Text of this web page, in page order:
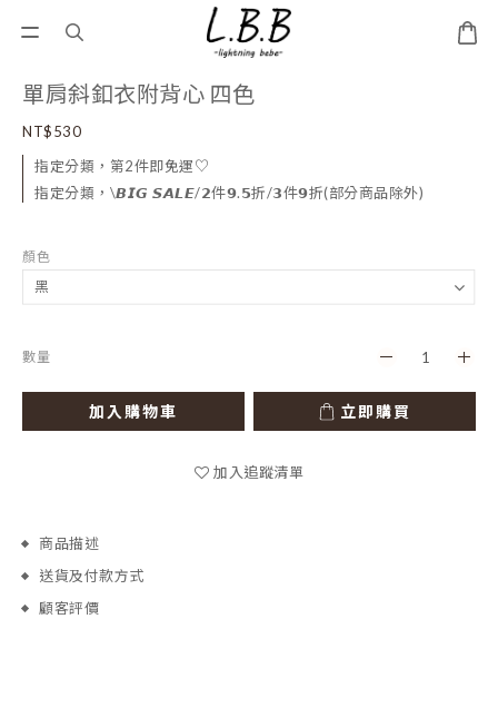
單肩斜釦衣附背心 四色
NT$530
指定分類，第2件即免運♡
指定分類，\𝘽𝙄𝙂 𝙎𝘼𝙇𝙀/𝟮件𝟵.𝟱折/𝟯件𝟵折(部分商品除外)
顏色
數量
加入購物車 立即購買
加入追蹤清單
商品描述
送貨及付款方式
顧客評價